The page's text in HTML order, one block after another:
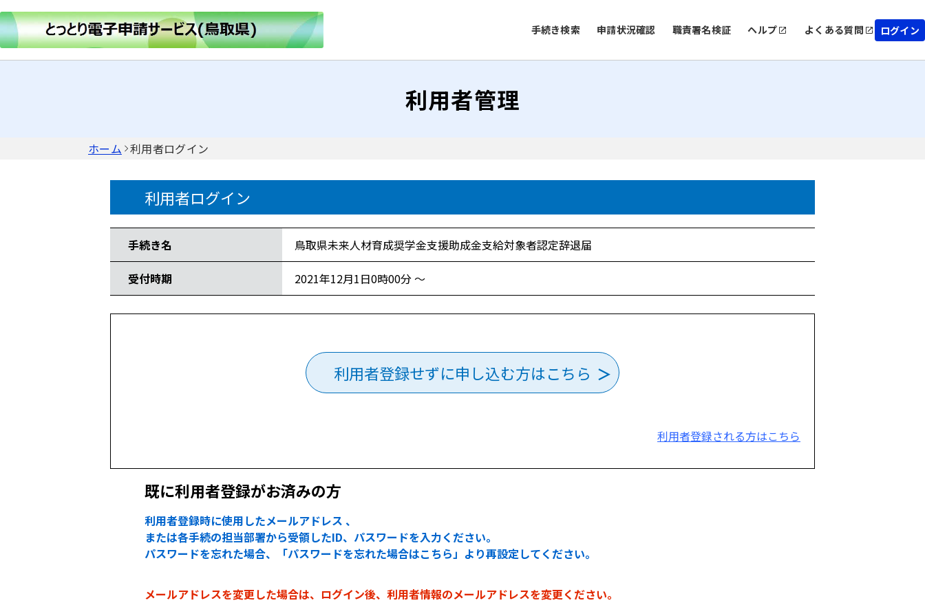
手続き検索 申請状況確認 職責署名検証 ヘルプ よくある質問 ログイン
利用者管理
ホーム 利用者ログイン
利用者ログイン
手続き名 鳥取県未来人材育成奨学金支援助成金支給対象者認定辞退届
受付時期 2021年12月1日0時00分 ～
利用者登録せずに申し込む方はこちら
利用者登録される方はこちら
既に利用者登録がお済みの方
利用者登録時に使用したメールアドレス 、
または各手続の担当部署から受領したID、パスワードを入力ください。
パスワードを忘れた場合、「パスワードを忘れた場合はこちら」より再設定してください。
メールアドレスを変更した場合は、ログイン後、利用者情報のメールアドレスを変更ください。